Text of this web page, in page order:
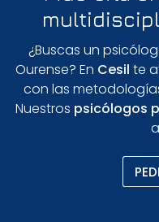
¿Buscas un
Ourense? En Cesil te
con las
Nuestros psicólogos